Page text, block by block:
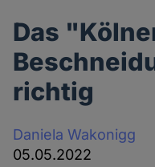
Das
richtig
Daniela Wakonigg
05.05.2022